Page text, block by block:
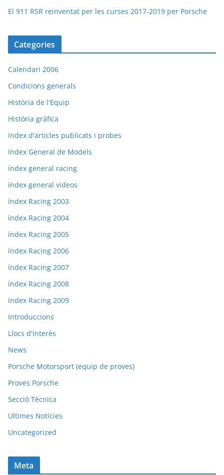
El 911 RSR reinventat per les curses 2017-2019 per Porsche
Categories
Calendari 2006
Condicions generals
Història de l'Equip
História gràfica
Index d'articles publicats i probes
Index General de Models
índex general racing
índex general videos
índex Racing 2003
índex Racing 2004
índex Racing 2005
índex Racing 2006
índex Racing 2007
índex Racing 2008
índex Racing 2009
Introduccions
Llocs d'interès
News
Porsche Motorsport (equip de proves)
Proves Porsche
Secció Tècnica
Ultimes Notícies
Uncategorized
Meta